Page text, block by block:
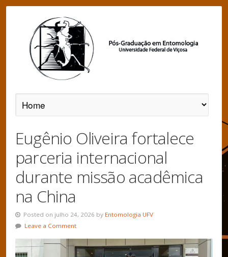
Eugênio Oliveira fortalece
parceria internacional
durante missão acadêmica
na China
Posted on julho 24, 2026 by Entomologia UFV
Leave a Comment